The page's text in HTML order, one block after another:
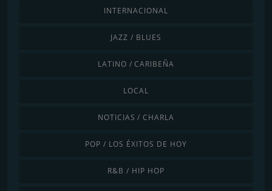
INTERNACIONAL
JAZZ / BLUES
LATINO / CARIBEÑA
LOCAL
NOTICIAS / CHARLA
POP / LOS ÉXITOS DE HOY
R&B / HIP HOP